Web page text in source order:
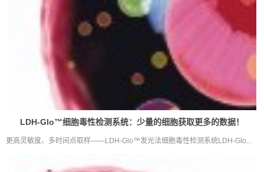
LDH-Glo™细胞毒性检测系统：少量的细胞获取更多的数据！
更高灵敏度、多时间点取样——LDH-Glo™发光法细胞毒性检测系统LDH-Glo...